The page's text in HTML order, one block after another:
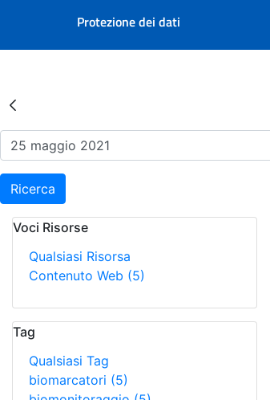
Protezione dei dati
Risultati della
Ricerca
Voci Risorse
Qualsiasi Risorsa
Contenuto Web (5)
Tag
Qualsiasi Tag
biomarcatori (5)